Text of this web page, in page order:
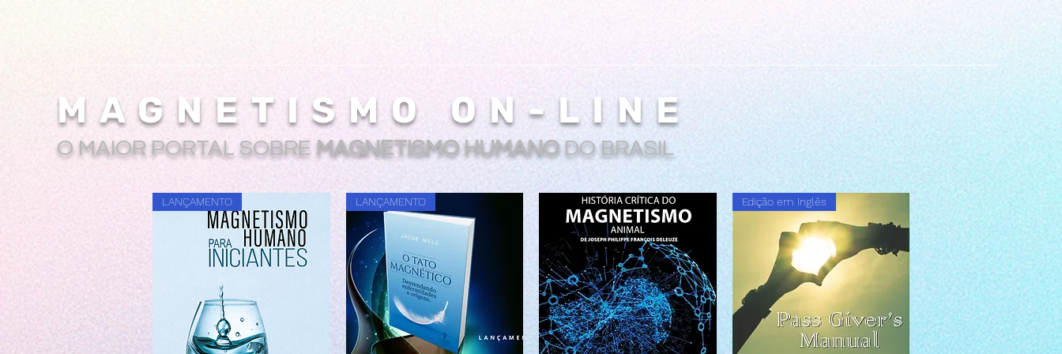
MAGNETISMO ON-LINE
O MAIOR PORTAL SOBRE MAGNETISMO HUMANODO BRASIL
LANÇAMENTO LANÇAMENTO Edição em Inglês